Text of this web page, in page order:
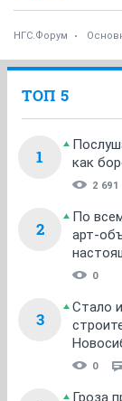
НГС.Форум
ТОП 5
1
как
2 691
2
По
арт-
0
3
Стало
0
Гроза